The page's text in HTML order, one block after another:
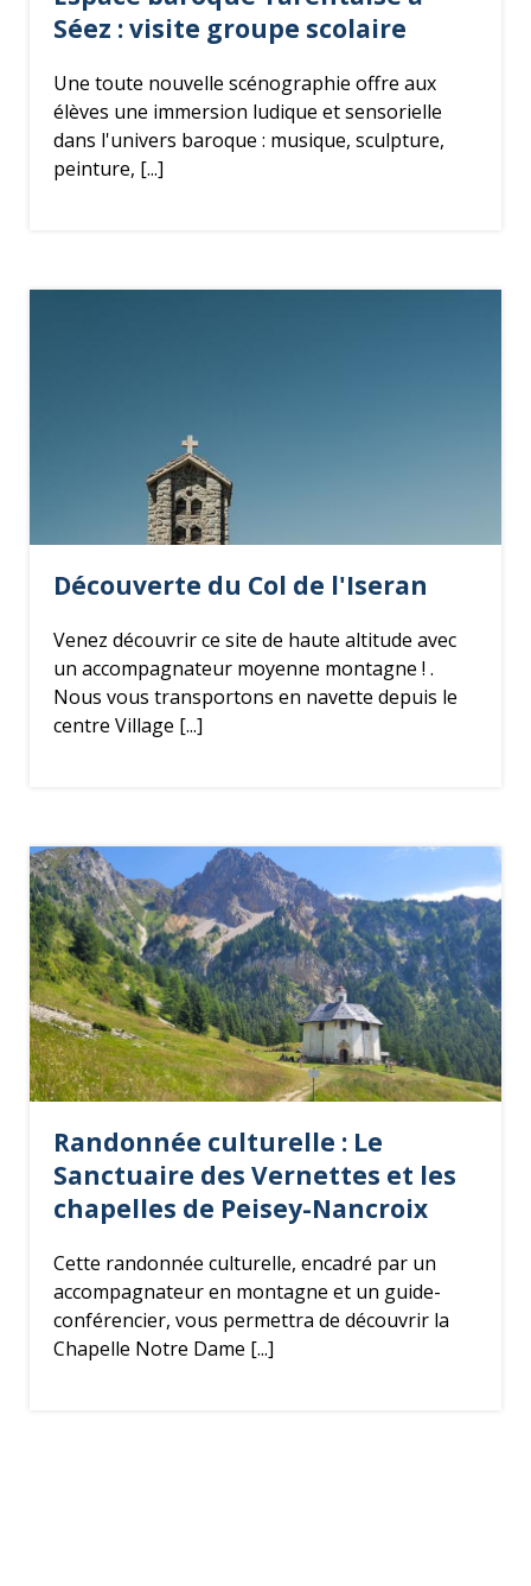
e
Séez : visite groupe scolaire
Une toute nouvelle scénographie offre aux
élèves une immersion ludique et sensorielle
dans l'univers baroque : musique, sculpture,
peinture, [...]
Découverte du Col de l'Iseran
Venez découvrir ce site de haute altitude avec
un accompagnateur moyenne montagne ! .
Nous vous transportons en navette depuis le
centre Village [...]
Randonnée culturelle : Le
Sanctuaire des Vernettes et les
chapelles de Peisey-Nancroix
Cette randonnée culturelle, encadré par un
accompagnateur en montagne et un guide-
conférencier, vous permettra de découvrir la
Chapelle Notre Dame [...]